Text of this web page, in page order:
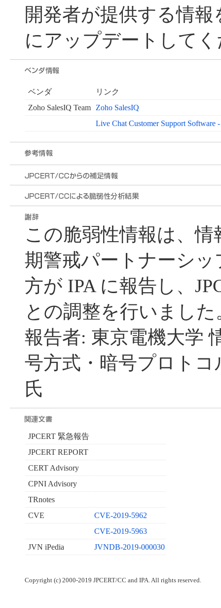
開発者が提供する情
にアップデートして
ベンダ
リンク
Zoho SalesIQ Team
Zoho SalesIQ
Live Chat Customer Support Software
この脆弱性情報は、
期警戒パートナーシ
方が IPA に報告し、
との調整を行いました
報告者: 東京電機大学
号方式・暗号プロトコ
氏
JPCERT 緊急報告
JPCERT REPORT
CERT Advisory
CPNI Advisory
TRnotes
CVE
CVE-2019-5962
CVE-2019-5963
JVN iPedia
JVNDB-2019-000030
Copyright (c) 2000-2019 JPCERT/CC and IPA. All rights reserved.